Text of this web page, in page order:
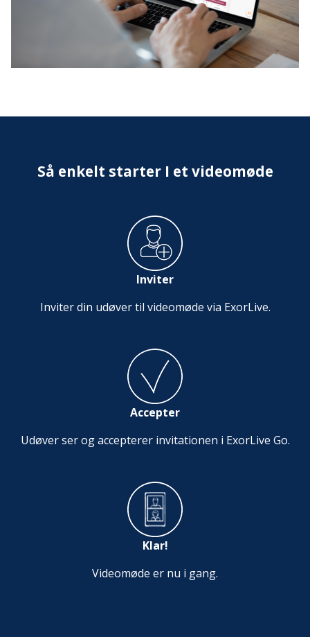
Så enkelt starter I et videomøde
Inviter
Inviter din udøver til videomøde via ExorLive.
Accepter
Udøver ser og accepterer invitationen i ExorLive Go.
Klar!
Videomøde er nu i gang.